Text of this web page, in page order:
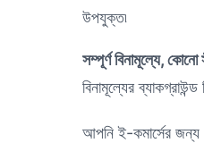
উপযুক্ত৷
সম্পূর্ণ বিনামূল্যে, কোনো
বিনামূল্যের
আপনি ই-কমার্সের জন্য